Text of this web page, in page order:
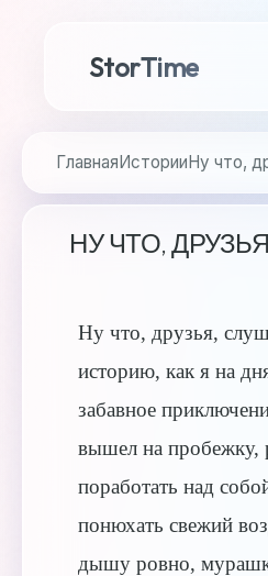
StorTime
ГлавнаяИсторииНу что,
НУ ЧТО,
Ну что, друзья,
историю, как я на
забавное
вышел на пробежку,
поработать над
понюхать свежий
дышу ровно,